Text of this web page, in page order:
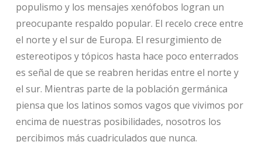
populismo y los mensajes xenófobos logran un
preocupante respaldo popular. El recelo crece entre
el norte y el sur de Europa. El resurgimiento de
estereotipos y tópicos hasta hace poco enterrados
es señal de que se reabren heridas entre el norte y
el sur. Mientras parte de la población germánica
piensa que los latinos somos vagos que vivimos por
encima de nuestras posibilidades, nosotros los
percibimos más cuadriculados que nunca.